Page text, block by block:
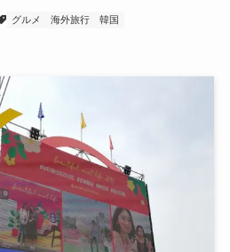
グルメ 海外旅行 韓国